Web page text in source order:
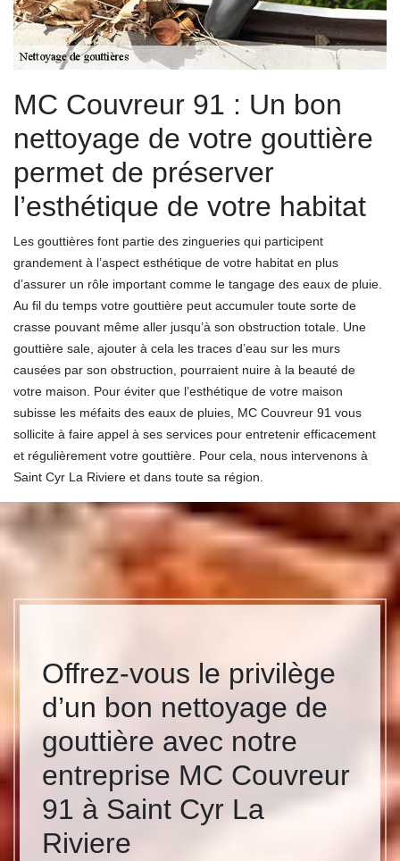
MC Couvreur 91 : Un bon
nettoyage de votre gouttière
permet de préserver
l’esthétique de votre habitat
Les gouttières font partie des zingueries qui participent
grandement à l’aspect esthétique de votre habitat en plus
d’assurer un rôle important comme le tangage des eaux de pluie.
Au fil du temps votre gouttière peut accumuler toute sorte de
crasse pouvant même aller jusqu’à son obstruction totale. Une
gouttière sale, ajouter à cela les traces d’eau sur les murs
causées par son obstruction, pourraient nuire à la beauté de
votre maison. Pour éviter que l’esthétique de votre maison
subisse les méfaits des eaux de pluies, MC Couvreur 91 vous
sollicite à faire appel à ses services pour entretenir efficacement
et régulièrement votre gouttière. Pour cela, nous intervenons à
Saint Cyr La Riviere et dans toute sa région.
Offrez-vous le privilège
d’un bon nettoyage de
gouttière avec notre
entreprise MC Couvreur
91 à Saint Cyr La
Riviere